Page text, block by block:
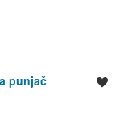
punjač